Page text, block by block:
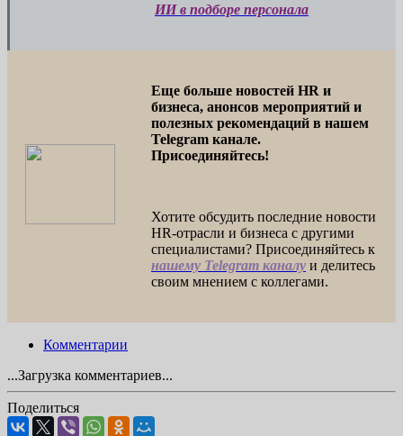
ИИ в подборе персонала
Еще больше новостей HR и
бизнеса, анонсов мероприятий и
полезных рекомендаций в нашем
Telegram канале.
Присоединяйтесь!
Хотите обсудить последние новости
HR-отрасли и бизнеса с другими
специалистами? Присоединяйтесь к
нашему Telegram каналу и делитесь
своим мнением с коллегами.
Комментарии
...Загрузка комментариев...
Поделиться